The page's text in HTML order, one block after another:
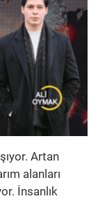
Artan
alanları
İnsanlık